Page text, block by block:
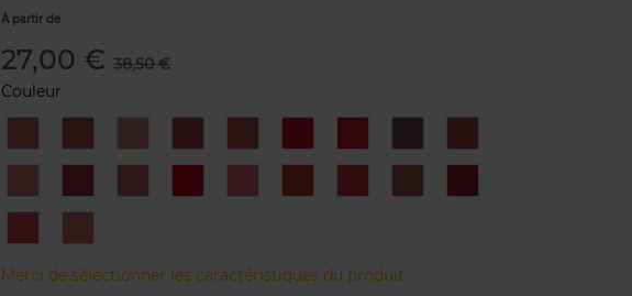
À partir de
27,00 € 38,50 €
Couleur
soft
berry
fig rose
berry
grenadinegrenadine
joli
rouge
joli
rouge
soft
plum
nude
brick
sandy
pink
woodberrywoodberrystrawberryburgundy
red pink pecan redcurrant
grapefruitalmond
nude
Merci de sélectionner les caractéristiques du produit.